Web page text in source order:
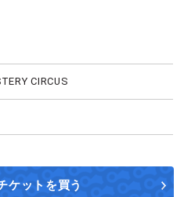
CIRCUS
ケットを買う